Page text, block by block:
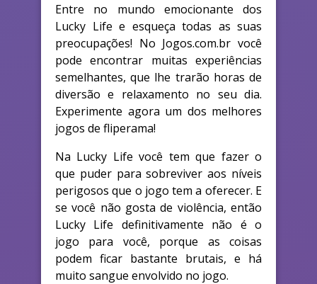
Entre no mundo emocionante dos
Lucky Life e esqueça todas as suas
preocupações! No Jogos.com.br você
pode encontrar muitas experiências
semelhantes, que lhe trarão horas de
diversão e relaxamento no seu dia.
Experimente agora um dos melhores
jogos de fliperama!
Na Lucky Life você tem que fazer o
que puder para sobreviver aos níveis
perigosos que o jogo tem a oferecer. E
se você não gosta de violência, então
Lucky Life definitivamente não é o
jogo para você, porque as coisas
podem ficar bastante brutais, e há
muito sangue envolvido no jogo.